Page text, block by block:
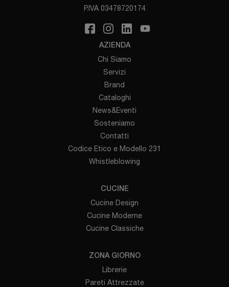
P.IVA 03478720174
AZIENDA
Chi Siamo
Servizi
Brand
Cataloghi
News&Eventi
Sosteniamo
Contatti
Codice Etico e Modello 231
Whistleblowing
CUCINE
Cucine Design
Cucine Moderne
Cucine Classiche
ZONA GIORNO
Librerie
Pareti Attrezzate